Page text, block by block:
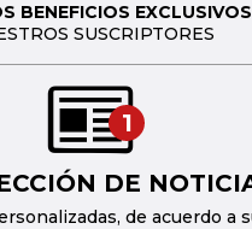
BENEFICIOS
SUSCRIPTORES
1
DE
de acuerdo a